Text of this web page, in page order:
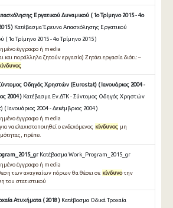
Εργατικού Δυναμικού ( 1ο Τρίμηνο 2015 - 4ο
) Κατέβασμα Έρευνα Απασχόλησης Εργατικού
( 1ο Τρίμηνο 2015 - 4ο Τρίμηνο 2015 )
έγγραφο ή media
και παράλληλα ζητούν εργασία) Ζητάει εργασία διότι: –
Οδηγός Χρηστών (Eurostat) ( Ιανουάριος 2004 -
2004 ) Κατέβασμα Εν.ΔΤΚ - Σύντομος Οδηγός Χρηστών
( Ιανουάριος 2004 - Δεκέμβριος 2004 )
έγγραφο ή media
να ελαχιστοποιηθεί ο ενδεχόµενος κίνδυνος µη
πρέπει
Κατέβασμα Work_Program_2015_gr
έγγραφο ή media
των αναγκαίων πόρων θα θέσει σε κίνδυνοτην
του στατιστικού
Ατυχήματα ( 2018 ) Κατέβασμα Οδικά Τροχαία